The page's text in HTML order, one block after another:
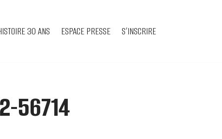
30 ANS ESPACE PRESSE S’INSCRIRE
56714